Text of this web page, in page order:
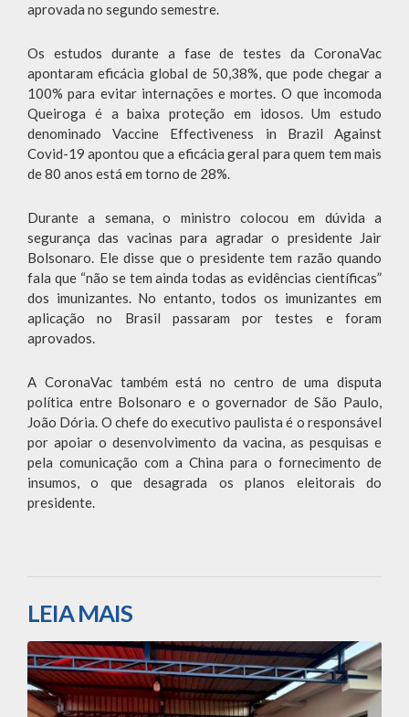
aprovada no segundo semestre.
Os estudos durante a fase de testes da CoronaVac
apontaram eficácia global de 50,38%, que pode chegar a
100% para evitar internações e mortes. O que incomoda
Queiroga é a baixa proteção em idosos. Um estudo
denominado Vaccine Effectiveness in Brazil Against
Covid-19 apontou que a eficácia geral para quem tem mais
de 80 anos está em torno de 28%.
Durante a semana, o ministro colocou em dúvida a
segurança das vacinas para agradar o presidente Jair
Bolsonaro. Ele disse que o presidente tem razão quando
fala que “não se tem ainda todas as evidências científicas”
dos imunizantes. No entanto, todos os imunizantes em
aplicação no Brasil passaram por testes e foram
aprovados.
A CoronaVac também está no centro de uma disputa
política entre Bolsonaro e o governador de São Paulo,
João Dória. O chefe do executivo paulista é o responsável
por apoiar o desenvolvimento da vacina, as pesquisas e
pela comunicação com a China para o fornecimento de
insumos, o que desagrada os planos eleitorais do
presidente.
LEIA MAIS